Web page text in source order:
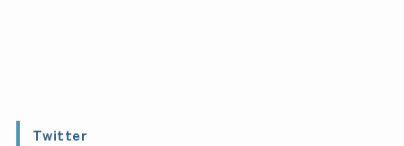
Twitter